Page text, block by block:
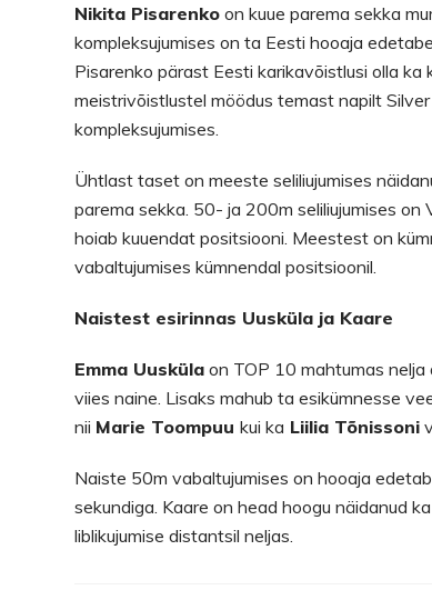
Nikita Pisarenko on kuue parema sekka
kompleksujumises on ta Eesti hooaja
Pisarenko pärast Eesti karikavõistlusi olla
meistrivõistlustel möödus temast napilt
kompleksujumises.
Ühtlast taset on meeste seliliujumises
parema sekka. 50- ja 200m seliliujumises on
hoiab kuuendat positsiooni. Meestest on
vabaltujumises kümnendal positsioonil.
Naistest esirinnas Uusküla ja Kaare
Emma Uusküla on TOP 10 mahtumas nelja
viies naine. Lisaks mahub ta esikümnesse
nii Marie Toompuukui ka Liilia Tõnissoni
Naiste 50m vabaltujumises on hooaja
sekundiga. Kaare on head hoogu näidanud
liblikujumise distantsil neljas.